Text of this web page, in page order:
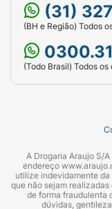
(31)
(BH e Região) Todos
(Todo Brasil) Todos
A Drogaria Araujo S/
endereço
utilize indevidamente da
que não sejam
de forma fraudulenta
dúvidas,